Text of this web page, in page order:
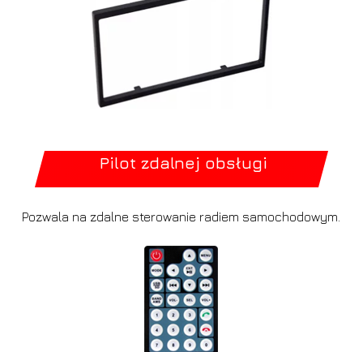
Pilot zdalnej obsługi
Pozwala na zdalne sterowanie radiem samochodowym.